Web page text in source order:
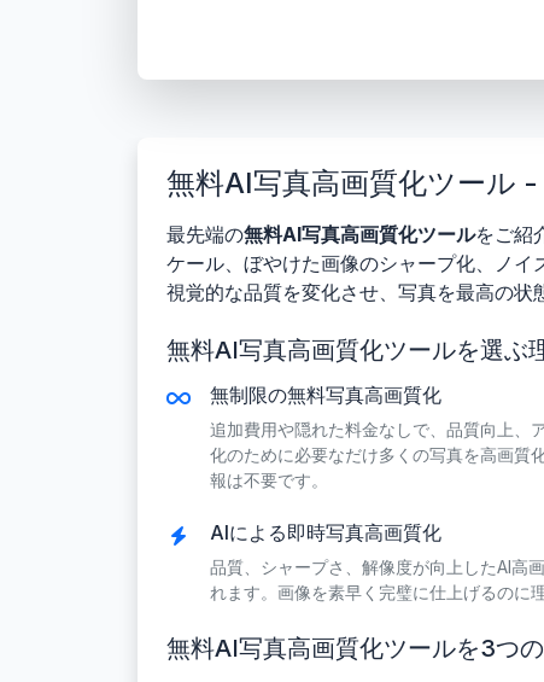
無料AI写真高画質化ツール
最先端の無料AI写真高画質化ツールをご紹
ケール、ぼやけた画像のシャープ化、ノ
視覚的な品質を変化させ、写真を最高の状
無料AI写真高画質化ツールを選ぶ
無制限の無料写真高画質化
追加費用や隠れた料金なしで、品質向上、
化のために必要なだけ多くの写真を高画質
報は不要です。
AIによる即時写真高画質化
品質、シャープさ、解像度が向上したAI高
れます。画像を素早く完璧に仕上げるのに
無料AI写真高画質化ツールを3つ